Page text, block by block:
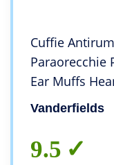
Cuffie
Paraorecchie
Ear Muffs
Donne
Vanderfields
9.5